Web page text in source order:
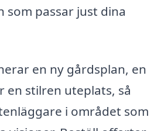
som passar just dina
en ny gårdsplan, en
en stilren uteplats, så
i området som